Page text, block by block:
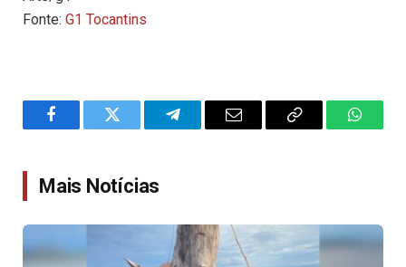
Fonte: G1 Tocantins
FacebookTwitter TelegramEmail
Copy
Mais Notícias